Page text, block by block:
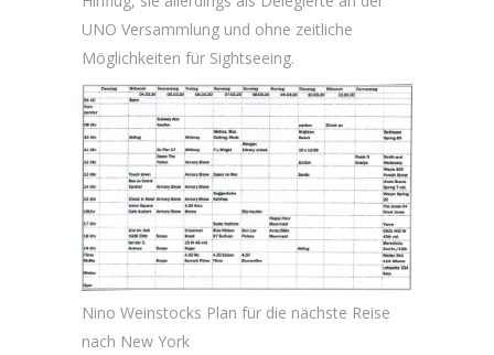
UNO Versammlung und ohne zeitliche
Möglichkeiten für Sightseeing.
Nino Weinstocks Plan für die nächste Reise
nach New York